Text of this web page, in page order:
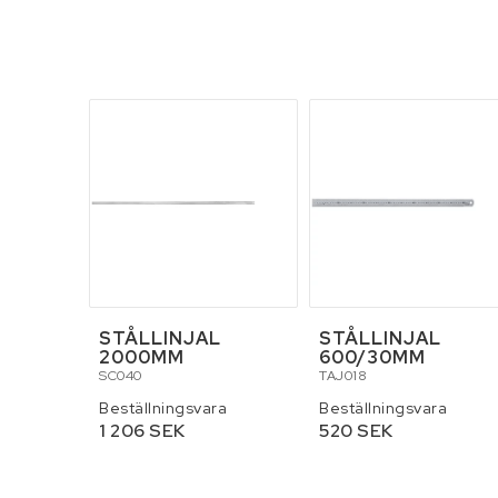
STÅLLINJAL
2000MM
SC040
Beställningsvara
1 206 SEK
STÅLLINJAL
600/30MM
TAJ018
Beställningsvara
520 SEK